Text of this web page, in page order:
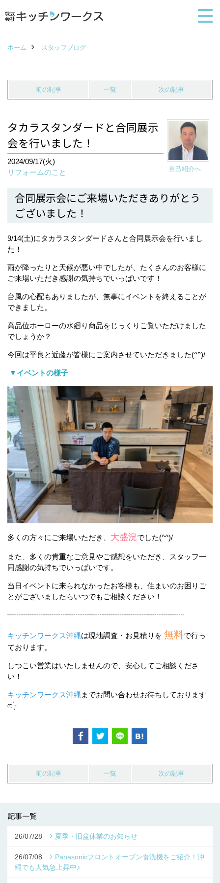
ホーム スタッフブログ
前の記事 一覧 次の記事
自己紹介へ
タカラスタンダードと合同展示
会を行いました！
2024/09/17(火)
リフォームのこと
合同展示会にご来場いただきありがとう
ございました！
9/14(土)にタカラスタンダードさんと合同展示会を行いまし
た！
雨が降ったりと天候が悪い中でしたが、たくさんのお客様に
ご来場いただき感謝の気持ちでいっぱいです！
台風の心配もありましたが、無事にイベントを終えることが
できました。
高品位ホーローの水廻り商品をじっくりご覧いただけました
でしょうか？
今回は平良と近藤が皆様にご案内させていただきました(^^)/
‎▼イベントの様子
多くの方々にご来場いただき、 大盛況でした(^^)/
また、多くの貴重なご意見やご感想をいただき、スタッフ一
同感謝の気持ちでいっぱいです。
当日イベントに来られなかったお客様も、住まいのお困りご
とがございましたらいつでもご相談ください！
┈┈┈┈┈┈┈┈┈┈┈┈┈┈┈┈┈┈┈┈┈┈┈┈
キッチンワークス沖縄は現地調査・お見積りを 無料で行っ
ております。
しつこい営業はいたしませんので、安心してご相談くださ
い！
キッチンワークス沖縄 までお問い合わせお待ちしております
ෆ ̖́-‬
前の記事 一覧 次の記事
記事一覧
26/07/28 夏季・旧盆休業のお知らせ
26/07/08
Panasonicフロントオープン食洗機をご紹介！沖
縄でも人気急上昇中♪